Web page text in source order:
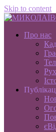
Skip to content
Про нас